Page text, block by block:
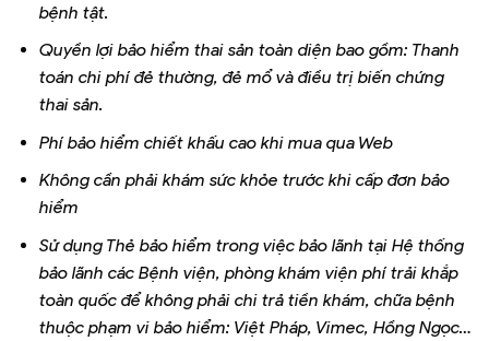
bệnh tật.
Quyền lợi bảo hiểm thai sản toàn diện bao gồm: Thanh
toán chi phí đẻ thường, đẻ mổ và điều trị biến chứng
thai sản.
Phí bảo hiểm chiết khấu cao khi mua qua Web
Không cần phải khám sức khỏe trước khi cấp đơn bảo
hiểm
Sử dụng Thẻ bảo hiểm trong việc bảo lãnh tại Hệ thống
bảo lãnh các Bệnh viện, phòng khám viện phí trải khắp
toàn quốc để không phải chi trả tiền khám, chữa bệnh
thuộc phạm vi bảo hiểm: Việt Pháp, Vimec, Hồng Ngọc…